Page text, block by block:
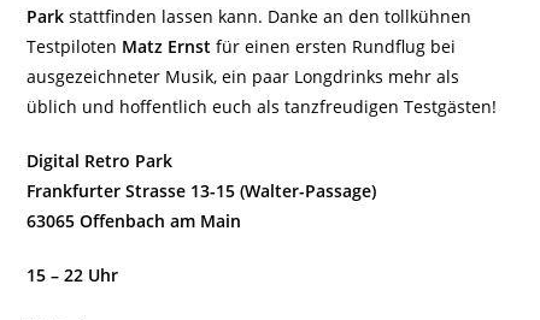
Park stattfinden lassen kann. Danke an den tollkühnen
Testpiloten Matz Ernst für einen ersten Rundflug bei
ausgezeichneter Musik, ein paar Longdrinks mehr als
üblich und hoffentlich euch als tanzfreudigen Testgästen!
Digital Retro Park
Frankfurter Strasse 13-15 (Walter-Passage)
63065 Offenbach am Main
15 – 22 Uhr